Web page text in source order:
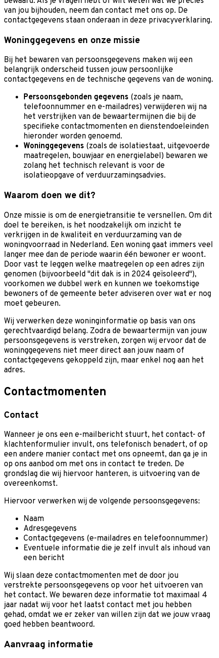
van jou bijhouden, neem dan contact met ons op. De
contactgegevens staan onderaan in deze privacyverklaring.
Woninggegevens en onze missie
Bij het bewaren van persoonsgegevens maken wij een
belangrijk onderscheid tussen jouw persoonlijke
contactgegevens en de technische gegevens van de woning.
Persoonsgebonden gegevens (zoals je naam,
telefoonnummer en e-mailadres) verwijderen wij na
het verstrijken van de bewaartermijnen die bij de
specifieke contactmomenten en dienstendoeleinden
hieronder worden genoemd.
Woninggegevens (zoals de isolatiestaat, uitgevoerde
maatregelen, bouwjaar en energielabel) bewaren we
zolang het technisch relevant is voor de
isolatieopgave of verduurzamingsadvies.
Waarom doen we dit?
Onze missie is om de energietransitie te versnellen. Om dit
doel te bereiken, is het noodzakelijk om inzicht te
verkrijgen in de kwaliteit en verduurzaming van de
woningvoorraad in Nederland. Een woning gaat immers veel
langer mee dan de periode waarin één bewoner er woont.
Door vast te leggen welke maatregelen op een adres zijn
genomen (bijvoorbeeld "dit dak is in 2024 geïsoleerd"),
voorkomen we dubbel werk en kunnen we toekomstige
bewoners of de gemeente beter adviseren over wat er nog
moet gebeuren.
Wij verwerken deze woninginformatie op basis van ons
gerechtvaardigd belang. Zodra de bewaartermijn van jouw
persoonsgegevens is verstreken, zorgen wij ervoor dat de
woninggegevens niet meer direct aan jouw naam of
contactgegevens gekoppeld zijn, maar enkel nog aan het
adres.
Contactmomenten
Contact
Wanneer je ons een e-mailbericht stuurt, het contact- of
klachtenformulier invult, ons telefonisch benadert, of op
een andere manier contact met ons opneemt, dan ga je in
op ons aanbod om met ons in contact te treden. De
grondslag die wij hiervoor hanteren, is uitvoering van de
overeenkomst.
Hiervoor verwerken wij de volgende persoonsgegevens:
Naam
Adresgegevens
Contactgegevens (e-mailadres en telefoonnummer)
Eventuele informatie die je zelf invult als inhoud van
een bericht
Wij slaan deze contactmomenten met de door jou
verstrekte persoonsgegevens op voor het uitvoeren van
het contact. We bewaren deze informatie tot maximaal 4
jaar nadat wij voor het laatst contact met jou hebben
gehad, omdat we er zeker van willen zijn dat we jouw vraag
goed hebben beantwoord.
Aanvraag informatie